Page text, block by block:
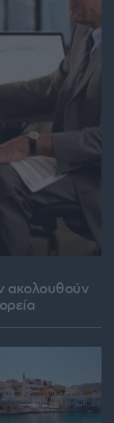
ακολουθούν